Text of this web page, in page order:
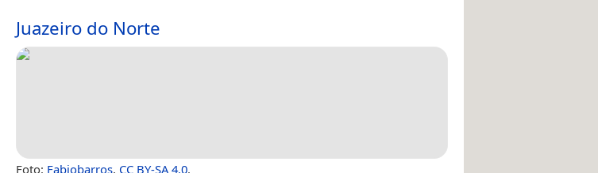
Juazeiro do Norte
Foto: Fabiobarros, CC BY-SA 4.0.